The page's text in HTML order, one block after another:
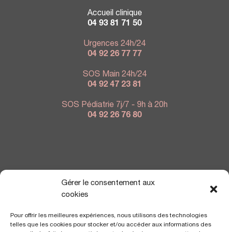
Gérer le consentement aux
cookies
Pour offrir les meilleures expériences, nous utilisons des technologies
telles que les cookies pour stocker et/ou accéder aux informations des
Accueil clinique
04 93 81 71 50
Urgences 24h/24
04 92 26 77 77
SOS Main 24h/24
04 92 47 23 81
SOS Pédiatrie 7j/7 - 9h à 20h
04 92 26 76 80
NOUS TROUVER